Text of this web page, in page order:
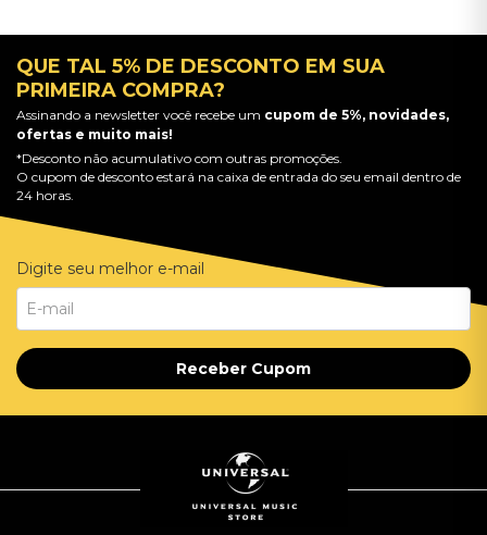
QUE TAL 5% DE DESCONTO EM SUA
PRIMEIRA COMPRA?
Assinando a newsletter você recebe um cupom de 5%, novidades,
ofertas e muito mais!
*Desconto não acumulativo com outras promoções.
O cupom de desconto estará na caixa de entrada do seu email dentro de
24 horas.
Digite seu melhor e-mail
Receber Cupom